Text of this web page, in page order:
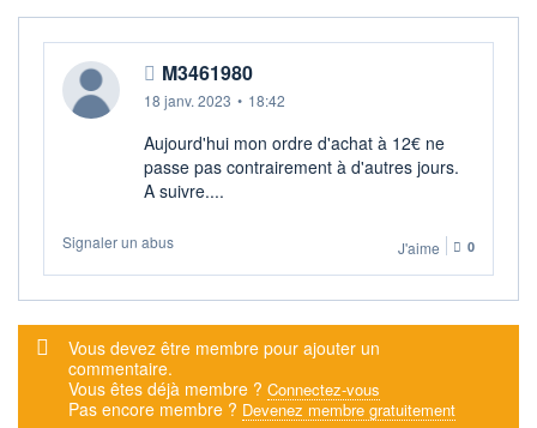
0,000
VOLUME
0,00%
VALORISATION
50 034 MEUR
DERNIER ÉCHANGE
17.05.23 / 17:35:10
0,000
ESTIMÉ 2026
-
2026
-
DERNIER
DIVIDENDE
0,00 EUR DIVIDENDE
-
M3461980
18 janv. 2023 • 18:42
Aujourd'hui mon ordre d'achat à 12€ ne
passe pas contrairement à d'autres jours.
A suivre....
Signaler un abus J'aime 0
Message d'alerte
Vous devez être membre pour ajouter un
commentaire.
Vous êtes déjà membre ? Connectez-vous
Pas encore membre ? Devenez membre gratuitement